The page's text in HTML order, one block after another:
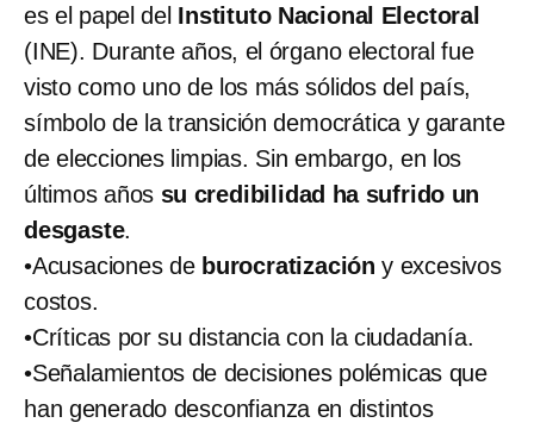
es el papel del Instituto Nacional Electoral
(INE). Durante años, el órgano electoral fue
visto como uno de los más sólidos del país,
símbolo de la transición democrática y garante
de elecciones limpias. Sin embargo, en los
últimos años su credibilidad ha sufrido un
desgaste.
•​Acusaciones de burocratización y excesivos
costos.​
•​Críticas por su distancia con la ciudadanía.​
•​Señalamientos de decisiones polémicas que
han generado desconfianza en distintos